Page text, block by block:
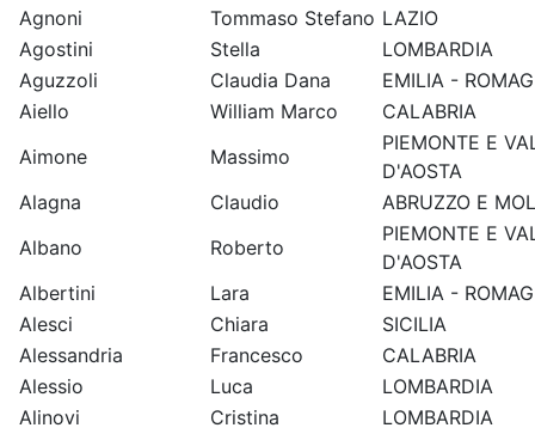
Agnoni
Tommaso Stefano LAZIO
Agostini
Stella
LOMBARDIA
Aguzzoli
Claudia Dana
EMILIA -
Aiello
William Marco
CALABRIA
Aimone
Massimo
PIEMONTE E
D'AOSTA
Alagna
Claudio
ABRUZZO E
Albano
Roberto
PIEMONTE E
D'AOSTA
Albertini
Lara
EMILIA -
Alesci
Chiara
SICILIA
Alessandria
Francesco
CALABRIA
Alessio
Luca
LOMBARDIA
Alinovi
Cristina
LOMBARDIA